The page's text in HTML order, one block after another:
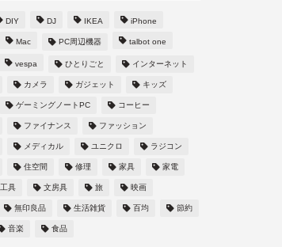
DIY DJ IKEA iPhone
Mac PC周辺機器 talbot one
vespa ひとりごと インターネット
カメラ ガジェット キッズ
ゲーミングノートPC コーヒー
ファイナンス ファッション
メディカル ユニクロ ラジコン
住空間 修理 家具 家電
工具 文房具 旅 映画
無印良品 生活雑貨 百均 節約
音楽 食品